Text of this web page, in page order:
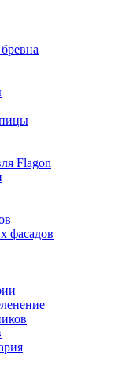
Flagon
фасадов